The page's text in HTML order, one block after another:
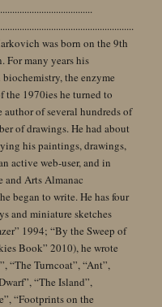
was born on the 9th
For many years his
the enzyme
the 1970ies he turned to
of several hundreds of
of drawings. He had about
his paintings, drawings,
active web-user, and in
and Arts Almanac
began to write. He has four
and miniature sketches
1994; “By the Sweep of
Book” 2010), he wrote
“The Turncoat”, “Ant”,
“The Island”,
“Footprints on the